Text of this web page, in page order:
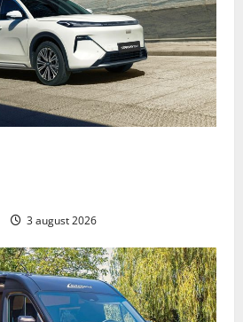
3 august 2026